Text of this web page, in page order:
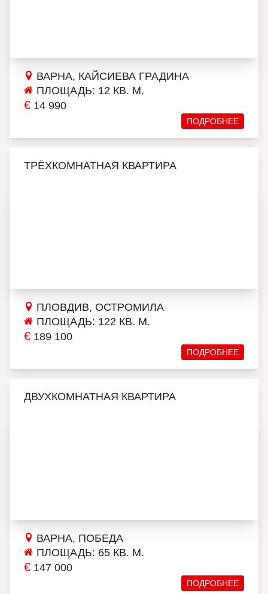
ВАРНА, КАЙСИЕВА ГРАДИНА
ПЛОЩАДЬ: 12 КВ. М.
€ 14 990
ПОДРОБНЕЕ
ТРЁХКОМНАТНАЯ КВАРТИРА
ПЛОВДИВ, ОСТРОМИЛА
ПЛОЩАДЬ: 122 КВ. М.
€ 189 100
ПОДРОБНЕЕ
ДВУХКОМНАТНАЯ КВАРТИРА
ВАРНА, ПОБЕДА
ПЛОЩАДЬ: 65 КВ. М.
€ 147 000
ПОДРОБНЕЕ